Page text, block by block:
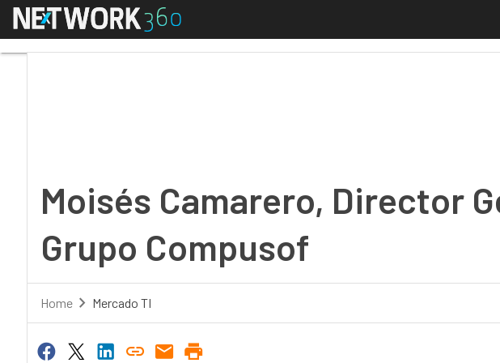
Menú
Moisés Camarero, Director
Grupo Compusof
Home Mercado TI